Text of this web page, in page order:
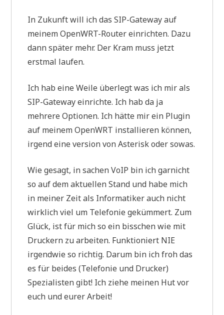
In Zukunft will ich das SIP-Gateway auf
meinem OpenWRT-Router einrichten. Dazu
dann später mehr. Der Kram muss jetzt
erstmal laufen.
Ich hab eine Weile überlegt was ich mir als
SIP-Gateway einrichte. Ich hab da ja
mehrere Optionen. Ich hätte mir ein Plugin
auf meinem OpenWRT installieren können,
irgend eine version von Asterisk oder sowas.
Wie gesagt, in sachen VoIP bin ich garnicht
so auf dem aktuellen Stand und habe mich
in meiner Zeit als Informatiker auch nicht
wirklich viel um Telefonie gekümmert. Zum
Glück, ist für mich so ein bisschen wie mit
Druckern zu arbeiten. Funktioniert NIE
irgendwie so richtig. Darum bin ich froh das
es für beides (Telefonie und Drucker)
Spezialisten gibt! Ich ziehe meinen Hut vor
euch und eurer Arbeit!